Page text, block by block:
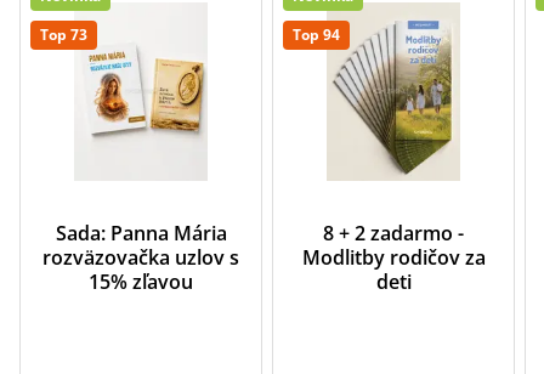
Top 73
Sada: Panna Mária
rozväzovačka uzlov s
15% zľavou
Top 94
8 + 2 zadarmo -
Modlitby rodičov za
deti